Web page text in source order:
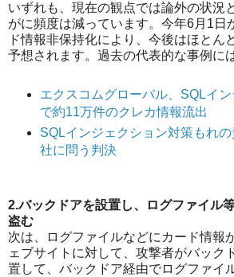
いずれも、現在の観点では論外の状況
がに頻度は減っています。今年6月1日
ド情報非保持化により、今後はほとん
予想されます。過去の代表的な事例に
エクスコムグローバル、SQLイ
で約11万件のクレカ情報流出
SQLインジェクション対策もれ
社に問う判決
2.バックドアを設置し、ログファイル
盗む
次は、ログファイルなどにカード情報
ェブサイトに対して、攻撃者がバック
置して、バックドア経由でログファイ